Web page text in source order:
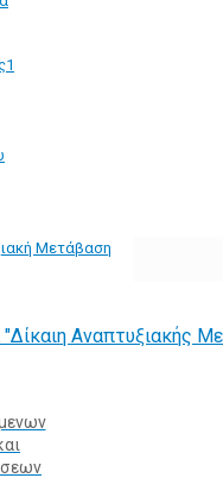
Μετάβαση
Αναπτυξιακής